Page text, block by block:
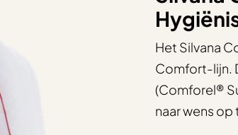
Het Silvana
Comfort-lijn.
(Comforel®
naar wens